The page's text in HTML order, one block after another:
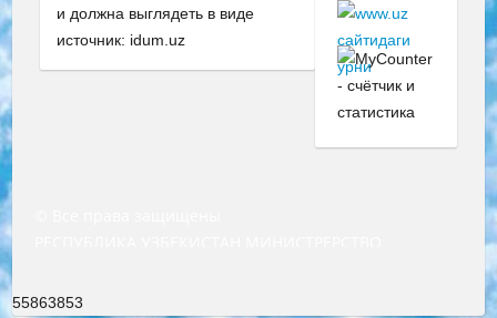
и должна выглядеть в виде
источник: idum.uz
55863853